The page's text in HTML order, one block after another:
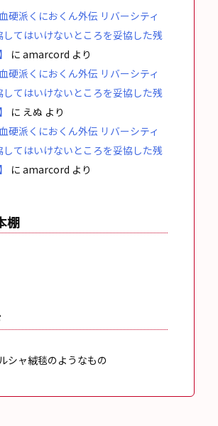
硬派くにおくん外伝 リバーシティ
してはいけないところを妥協した残
に amarcord より
硬派くにおくん外伝 リバーシティ
してはいけないところを妥協した残
に えぬ より
硬派くにおくん外伝 リバーシティ
してはいけないところを妥協した残
に amarcord より
棚